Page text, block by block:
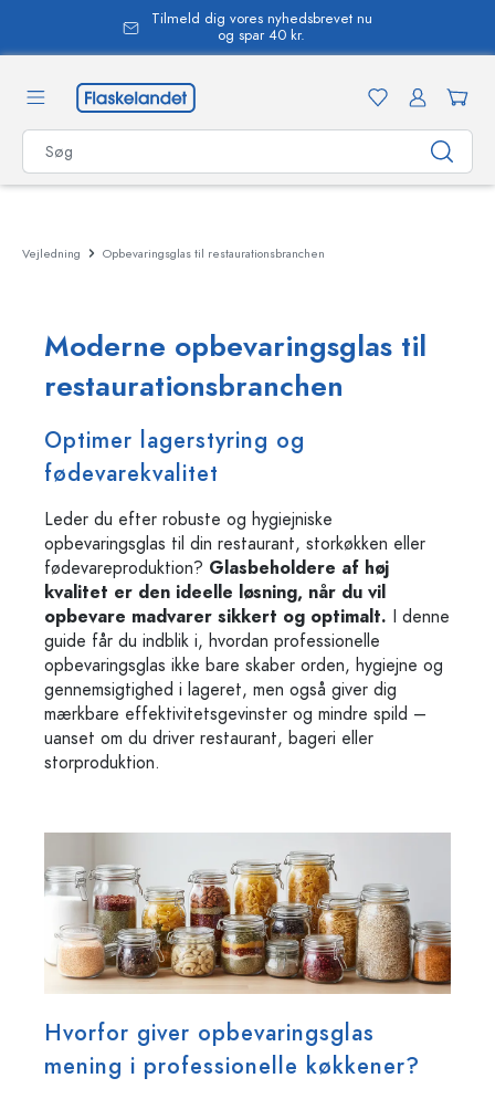
Tilmeld dig vores nyhedsbrevet nu
og spar 40 kr.
Vejledning Opbevaringsglas til restaurationsbranchen
Moderne opbevaringsglas til
restaurationsbranchen
Optimer lagerstyring og
fødevarekvalitet
Leder du efter robuste og hygiejniske
opbevaringsglas til din restaurant, storkøkken eller
fødevareproduktion? Glasbeholdere af høj
kvalitet er den ideelle løsning, når du vil
opbevare madvarer sikkert og optimalt. I denne
guide får du indblik i, hvordan professionelle
opbevaringsglas ikke bare skaber orden, hygiejne og
gennemsigtighed i lageret, men også giver dig
mærkbare effektivitetsgevinster og mindre spild –
uanset om du driver restaurant, bageri eller
storproduktion.
Hvorfor giver opbevaringsglas
mening i professionelle køkkener?